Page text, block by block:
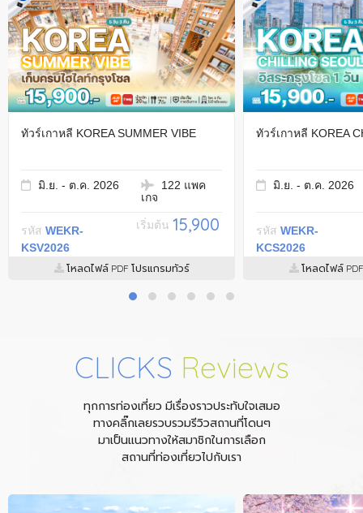
ทัวร์เกาหลี KOREA SUMMER VIBE
มิ.ย. - ต.ค. 2026
122 แพค
เกจ
รหัส WEKR-
KSV2026
เริ่มต้น 15,900
โหลดไฟล์ PDF โปรแกรมทัวร์
ทัวร์เกาหลี KOREA
มิ.ย. - ต.ค. 2026
รหัส WEKR-
KCS2026
โหลดไฟล์
CLICKS Reviews
ทุกการท่องเที่ยว มีเรื่องราวประทับใจเสมอ
ทางคลิ๊กเลยรวบรวมรีวิวสถานที่โดนๆ
มาเป็นแนวทางให้สมาชิกในการเลือก
สถานที่ท่องเที่ยวไปกับเรา